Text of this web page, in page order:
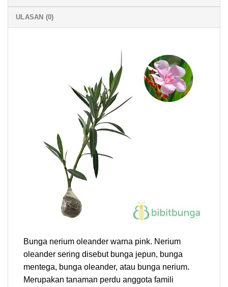
ULASAN (0)
Bunga nerium oleander warna pink. Nerium
oleander sering disebut bunga jepun, bunga
mentega, bunga oleander, atau bunga nerium.
Merupakan tanaman perdu anggota famili